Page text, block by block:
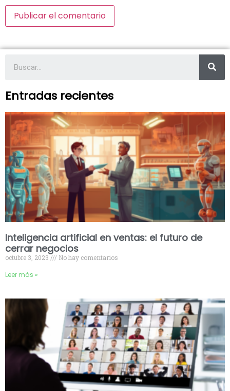
Entradas recientes
Inteligencia artificial en ventas: el futuro de
cerrar negocios
octubre 3, 2023 No hay comentarios
Leer más »